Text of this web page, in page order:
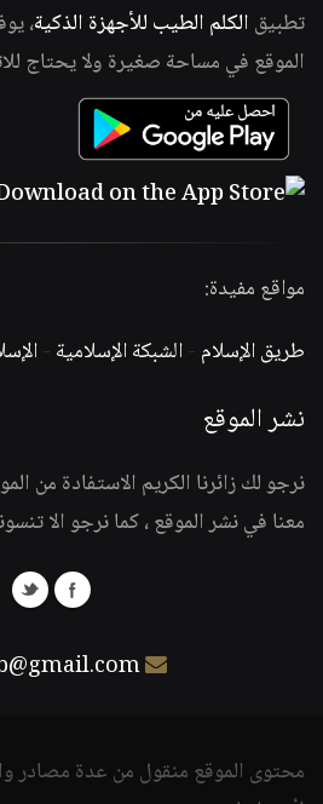
تطبيق الكلم الطيب للأجهزة الذكية،
الموقع في مساحة صغيرة ولا يحتاج
مواقع مفيدة:
طريق الإسلام -الشبكة الإسلامية -
نشر الموقع
نرجو لك زائرنا الكريم الاستفادة من
معنا في نشر الموقع ، كما نرجو الا
محتوى الموقع منقول من عدة مصادر